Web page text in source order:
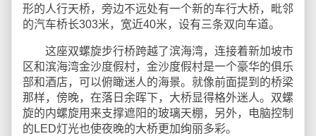
形的人行天桥，旁边不远处有一个新的车行大桥，毗邻
的汽车桥长303米，宽近40米，设有三条双向车道。
这座双螺旋步行桥跨越了滨海湾，连接着新加坡市
区和滨海湾金沙度假村，金沙度假村是一个豪华的俱乐
部和酒店，可以俯瞰迷人的海景。就像前面提到的桥梁
那样，傍晚，在落日余晖下，大桥显得格外迷人。双螺
旋的内螺旋用来支撑遮阳的玻璃天棚，另外，电脑控制
的LED灯光也使夜晚的大桥更加绚丽多彩。